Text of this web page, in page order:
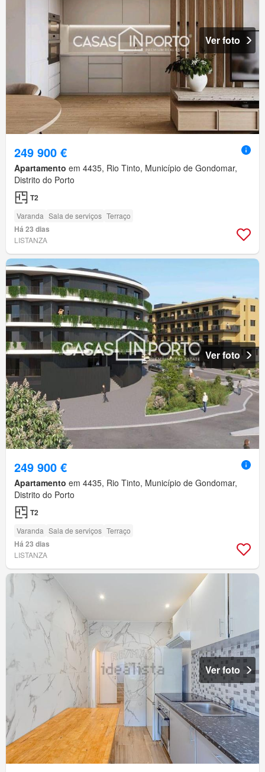
Ver foto
249 900 €
Apartamento em 4435, Rio Tinto, Município de Gondomar,
Distrito do Porto
T2
Varanda Sala de serviços Terraço
Há 23 dias
LISTANZA
Ver foto
249 900 €
Apartamento em 4435, Rio Tinto, Município de Gondomar,
Distrito do Porto
T2
Varanda Sala de serviços Terraço
Há 23 dias
LISTANZA
Ver foto